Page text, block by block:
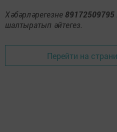
Хәбәрләрегезне 89172509795
шалтыратып әйтегез.
Перейти на